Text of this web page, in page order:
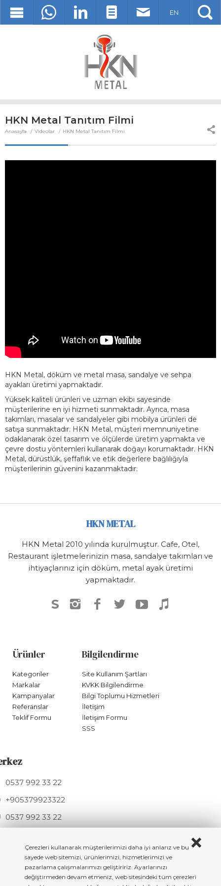
EN
HKN Metal Tanıtım Filmi
Anasayfa Videolar HKN Metal Tanıtım Filmi
HKN Metal, döküm ve metal masa, sandalye ve sehpa
ayakları üretimi yapmaktadır.
Yüksek kaliteli ürünleri ve uzman ekibi sayesinde
müşterilerine en iyi hizmeti sunmaktadır. Ayrıca, masa
takımları, masalar ve sandalyeler gibi mobilya ürünleri de
satışa sunmaktadır. HKN Metal, müşteri memnuniyetine
odaklanarak özel tasarım ve ölçülerde üretim yapmakta ve
çevre dostu yöntemleri kullanarak doğayı korumaktadır. HKN
Metal, dürüstlük, şeffaflık ve etik değerlere bağlılığıyla
müşterilerinin güvenini kazanmaktadır.
Çerezleri kullanarak müşterilerimizi daha iyi anlarız ve bu
sayede web sitemizi, ürünlerimizi, hizmetlerimizi ve
pazarlama çalışmalarımızı geliştiririz. Ayarlarınızı
değiştirmeden devam etmeniz, web sitesindeki tüm çerezleri
HKN METAL
HKN Metal 2010 yılında kurulmuştur. Cafe, Otel,
Restaurant işletmelerinizin masa, sandalye takımları ve
ihtiyaçlarınız için döküm, metal ayak üretimi
yapmaktadır.
S
Ürünler
Kategoriler
Markalar
Kampanyalar
Referanslar
Teklif Formu
Bilgilendirme
Site Kullanım Şartları
KVKK Bilgilendirme
Bilgi Toplumu Hizmetleri
İletişim
İletişim Formu
SSS
0537 992 33 22
+905379923322
0537 992 33 22
Mesudiye Sk. 11A, 34275 Arnavutköy / İSTANBUL